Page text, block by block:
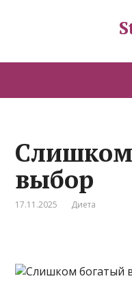
выбор
17.11.2025 Диета